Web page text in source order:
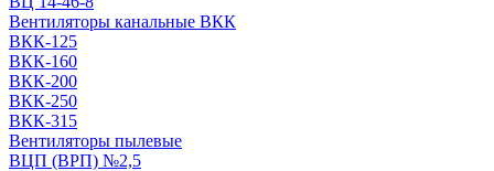
Вентиляторы канальные ВКК
ВКК-125
ВКК-160
ВКК-200
ВКК-250
ВКК-315
Вентиляторы пылевые
ВЦП (ВРП) №2,5